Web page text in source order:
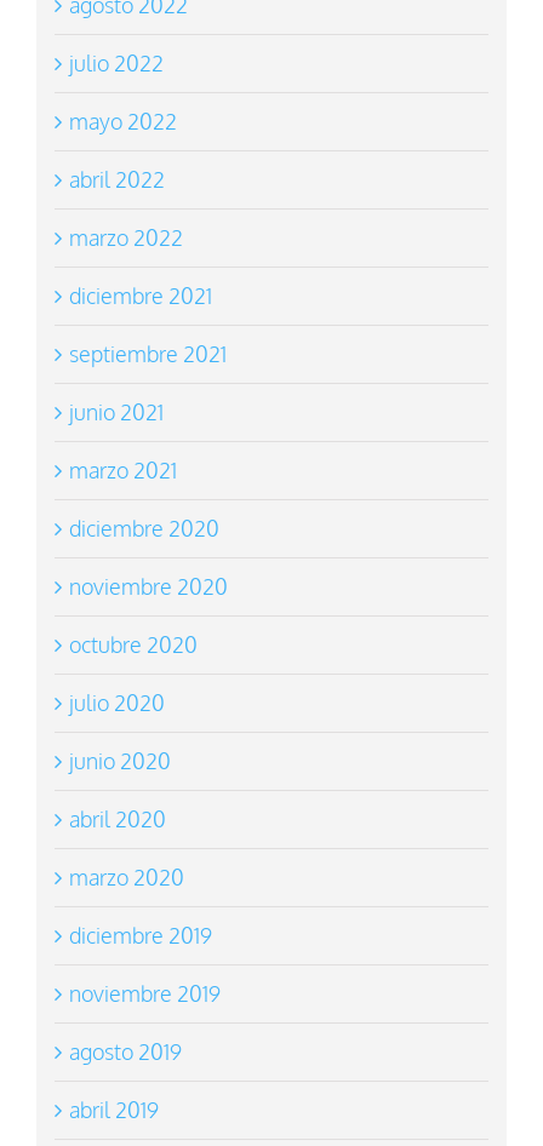
julio 2022
mayo 2022
abril 2022
marzo 2022
diciembre 2021
septiembre 2021
junio 2021
marzo 2021
diciembre 2020
noviembre 2020
octubre 2020
julio 2020
junio 2020
abril 2020
marzo 2020
diciembre 2019
noviembre 2019
agosto 2019
abril 2019